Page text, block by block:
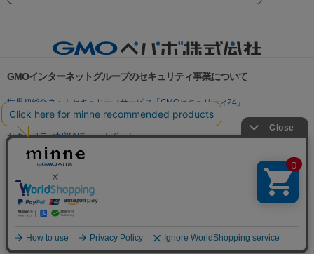
GMOインターネットグループのセキュリティ事業について
世界初総合ネットセキュリティサービス「GMOセキュリティ24」
パスワード漏洩診断
Webサイトリスク診断
セキュリティ相談AIチャットボット
実在証明・盗聴対策
サイバー攻撃対策（GMO Flatt Security）
セキュリティ事業の軌跡